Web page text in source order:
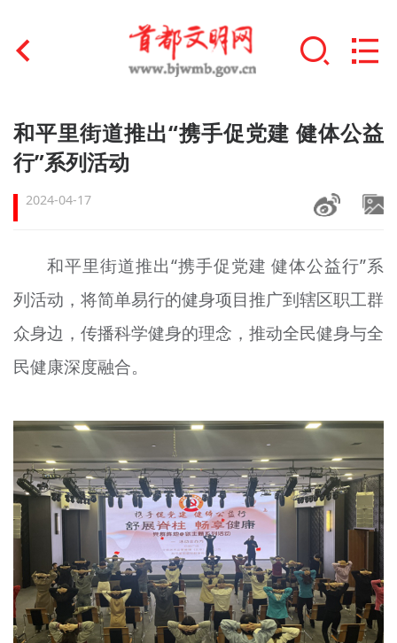
首页
文明创建
文明实践
未成年人思想道德建设
榜样人物
+
身边好人
文明评论
北京宣传文化引导基金
宣传思想文化人才
专题
资料库
+
和平里街道推出“携手促党建 健体公益
行”系列活动
2024-04-17
和平里街道推出“携手促党建 健体公益行”系
列活动，将简单易行的健身项目推广到辖区职工群
众身边，传播科学健身的理念，推动全民健身与全
民健康深度融合。